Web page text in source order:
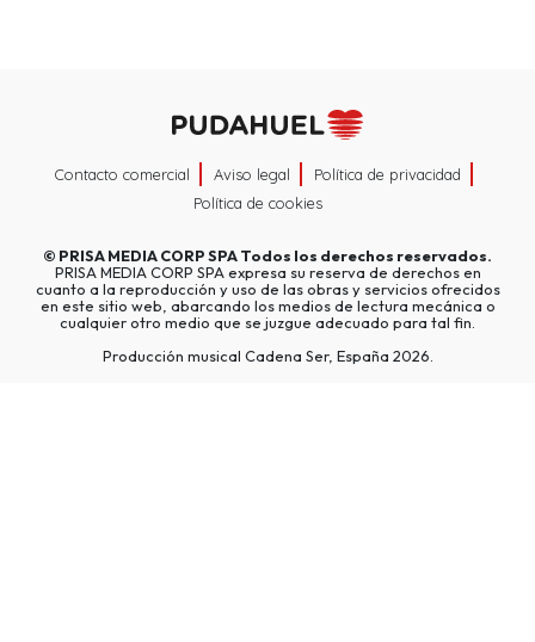
Contacto comercial Aviso legal
Política de privacidad
Política de cookies
© PRISA MEDIA CORP SPATodos los derechos reservados.
PRISA MEDIA CORP SPA expresa su reserva de derechos en
cuanto a la reproducción y uso de las obras y servicios ofrecidos
en este sitio web, abarcando los medios de lectura mecánica o
cualquier otro medio que se juzgue adecuado para tal fin.
Producción musical Cadena Ser, España 2026.